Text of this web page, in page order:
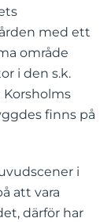
med ett
område
i den s.k.
finns på
i
att vara
därför har